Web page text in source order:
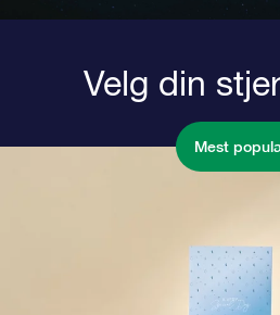
Velg din
Mest